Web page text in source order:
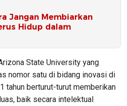
Jangan Membiarkan
Hidup dalam
State University yang
nomor satu di bidang inovasi di
tahun berturut-turut memberikan
baik secara intelektual